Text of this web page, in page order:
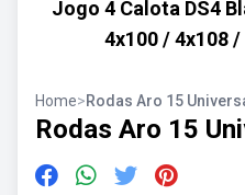
Jogo 4 Calota DS4
4x100 / 4x108 /
Home>Rodas Aro 15
Rodas Aro 15